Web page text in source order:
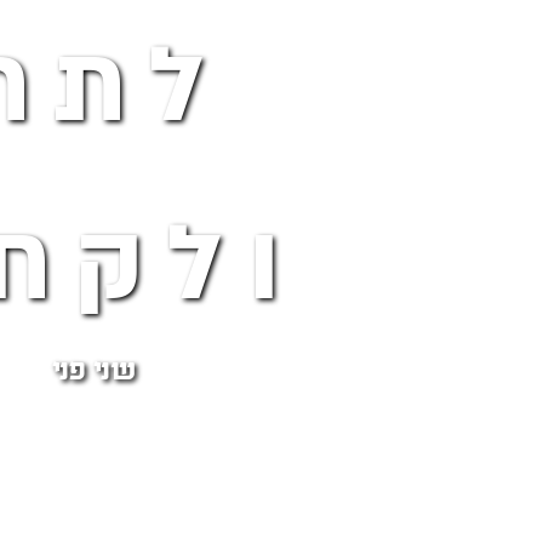
שני פני